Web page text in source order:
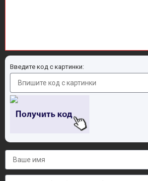
Введите код с картинки: